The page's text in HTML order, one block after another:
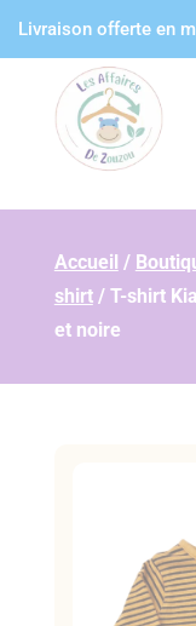
Livraison offerte en
Accueil /
shirt/ T-shirt
et noire
Panneau de gestion